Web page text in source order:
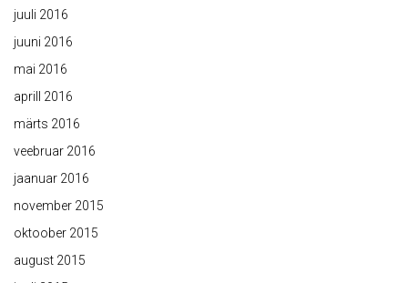
juuli 2016
juuni 2016
mai 2016
aprill 2016
märts 2016
veebruar 2016
jaanuar 2016
november 2015
oktoober 2015
august 2015